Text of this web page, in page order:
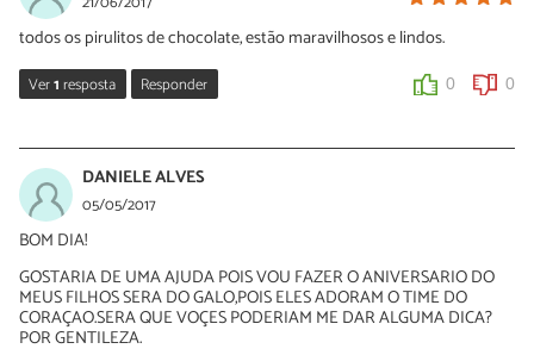
receitas de chocolate para festa! Confira este exemplo:
https://www.tudoreceitas.com/receita-de-rapadura-de-
todos os pirulitos de chocolate, estão maravilhosos e lindos.
Ver1resposta Responder 0 0
21/06/2017
Oi Eugénia. Obrigada pelo seu comentário ;)
DANIELE ALVES
05/05/2017
BOM DIA!
GOSTARIA DE UMA AJUDA POIS VOU FAZER O ANIVERSARIO DO
MEUS FILHOS SERA DO GALO,POIS ELES ADORAM O TIME DO
CORAÇAO.SERA QUE VOÇES PODERIAM ME DAR ALGUMA DICA?
POR GENTILEZA.